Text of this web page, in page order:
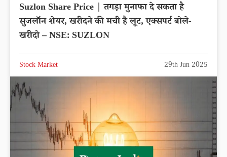
Suzlon Share Price | तगड़ा मुनाफा दे सकता है
सुजलॉन शेयर, खरीदने की मची है लूट, एक्सपर्ट बोले-
खरीदो – NSE: SUZLON
Stock Market 29th Jun 2025